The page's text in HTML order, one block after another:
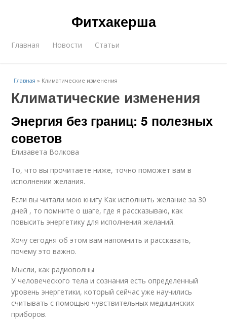
Фитхакерша
Главная Новости Статьи
Главная » Климатические изменения
Климатические изменения
Энергия без границ: 5 полезных
советов
Елизавета Волкова
То, что вы прочитаете ниже, точно поможет вам в
исполнении желания.
Если вы читали мою книгу Как исполнить желание за 30
дней , то помните о шаге, где я рассказываю, как
повысить энергетику для исполнения желаний.
Хочу сегодня об этом вам напомнить и рассказать,
почему это важно.
Мысли, как радиоволны
У человеческого тела и сознания есть определенный
уровень энергетики, который сейчас уже научились
считывать с помощью чувствительных медицинских
приборов.